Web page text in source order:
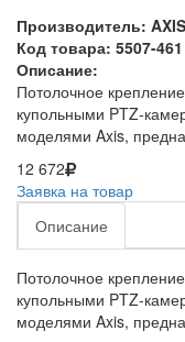
Производитель: AXIS
Код товара: 5507-461
Описание:
Потолочное
купольными PTZ-
моделями Axis,
12 672
Заявка на товар
Описание
Потолочное
купольными PTZ-
моделями Axis,